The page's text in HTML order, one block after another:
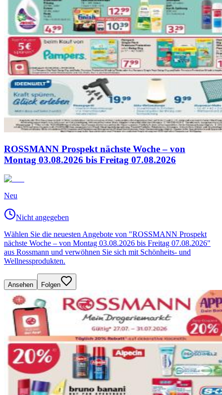
ROSSMANN Prospekt nächste Woche – von
Montag 03.08.2026 bis Freitag 07.08.2026
Neu
Nicht angegeben
Wählen Sie die neuesten Angebote von "ROSSMANN Prospekt
nächste Woche – von Montag 03.08.2026 bis Freitag 07.08.2026"
aus Rossmann und verwöhnen Sie sich mit Schönheits- und
Wellnessprodukten.
Ansehen Folgen